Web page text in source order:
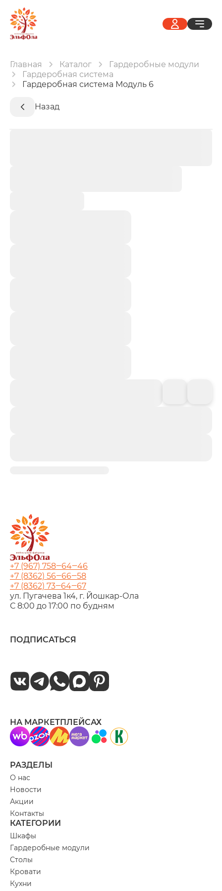
Главная Каталог
Гардеробные модули
Гардеробная система
Гардеробная система Модуль 6
Назад
+7 (967) 758‒64‒46
+7 (8362) 56‒66‒58
+7 (8362) 73‒64‒67
ул. Пугачева 1к4, г. Йошкар‑Ола
С 8:00 до 17:00 по будням
РАЗДЕЛЫ
О нас
Новости
Акции
Контакты
КАТЕГОРИИ
Шкафы
Гардеробные модули
Столы
Кровати
Кухни
ПОДПИСАТЬСЯ
НА МАРКЕТПЛЕЙСАХ